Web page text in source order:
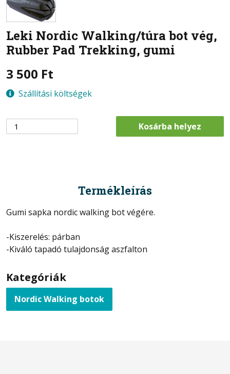
Leki Nordic Walking/túra bot vég,
Rubber Pad Trekking, gumi
3 500 Ft
Szállítási költségek
Kosárba helyez
Termékleírás
Gumi sapka nordic walking bot végére.
-Kiszerelés: párban
-Kiváló tapadó tulajdonság aszfalton
Kategóriák
Nordic Walking botok